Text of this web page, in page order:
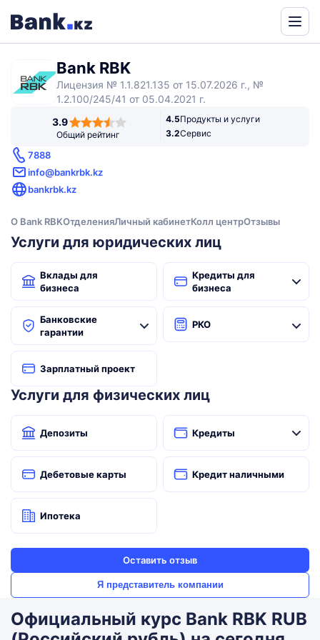
Bank RBK
Лицензия № 1.1.821.135 от 15.07.2026 г., №
1.2.100/245/41 от 05.04.2021 г.
3.9
Общий рейтинг
4.5Продукты и услуги
3.2Сервис
7888
info@bankrbk.kz
bankrbk.kz
О Bank RBKОтделенияЛичный кабинетКолл центрОтзывы
Услуги для юридических лиц
Вклады для
бизнеса
Кредиты для
бизнеса
Банковские
гарантии
РКО
Зарплатный проект
Услуги для физических лиц
Депозиты Кредиты
Дебетовые карты Кредит наличными
Ипотека
Оставить отзыв
Я представитель компании
Официальный курс Bank RBK RUB